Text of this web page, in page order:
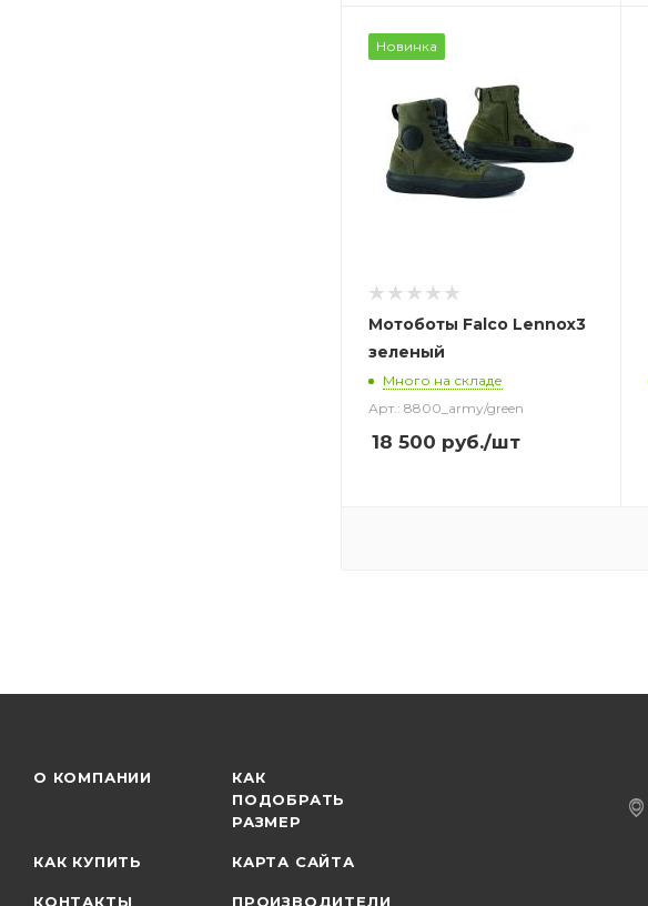
Новинка
Мотоботы Falco Lennox3
зеленый
Много на складе
Арт.: 8800_army/green
18 500 руб./шт
О КОМПАНИИ
КАК
ПОДОБРАТЬ
РАЗМЕР
КАК КУПИТЬ КАРТА САЙТА
КОНТАКТЫ ПРОИЗВОДИТЕЛИ